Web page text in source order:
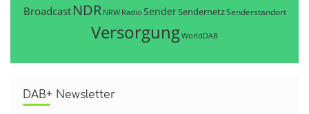
Broadcast NDR NRW Radio SenderSendernetzSenderstandort
VersorgungWorldDAB
DAB+ Newsletter